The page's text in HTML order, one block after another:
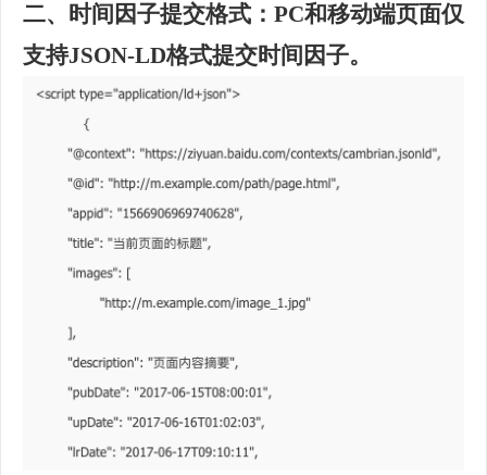
二、时间因子提交格式：PC和移动端页面仅
支持JSON-LD格式提交时间因子。